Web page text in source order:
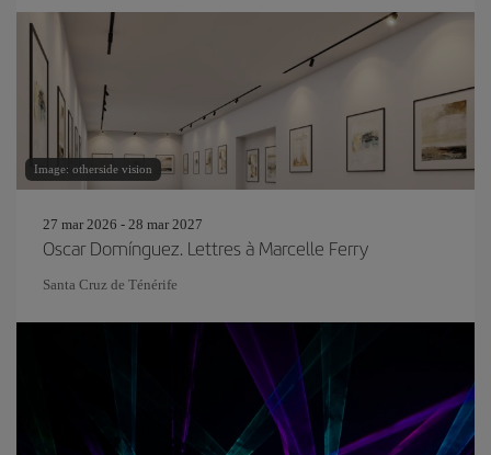
Image: otherside vision
27 mar 2026 - 28 mar 2027
Oscar Domínguez. Lettres à Marcelle Ferry
Santa Cruz de Ténérife